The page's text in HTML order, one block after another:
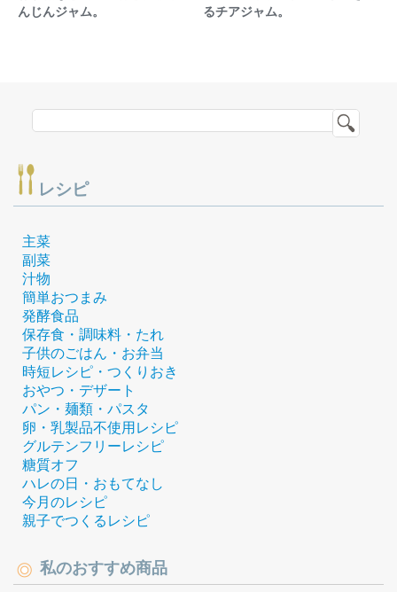
んじんジャム。
るチアジャム。
レシピ
主菜
副菜
汁物
簡単おつまみ
発酵食品
保存食・調味料・たれ
子供のごはん・お弁当
時短レシピ・つくりおき
おやつ・デザート
パン・麺類・パスタ
卵・乳製品不使用レシピ
グルテンフリーレシピ
糖質オフ
ハレの日・おもてなし
今月のレシピ
親子でつくるレシピ
私のおすすめ商品